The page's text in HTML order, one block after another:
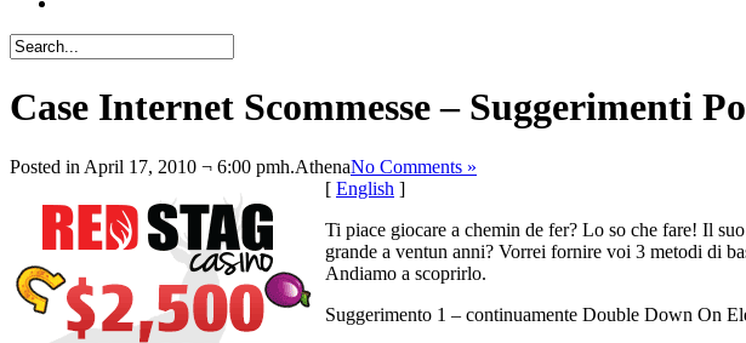
Case Internet Scommesse – Suggerimenti
Posted in April 17, 2010 ¬ 6:00 pmh.AthenaNo Comments »
[ English ]
Ti piace giocare a chemin de fer? Lo so che fare! Il
grande a ventun anni? Vorrei fornire voi 3 metodi di
Andiamo a scoprirlo.
Suggerimento 1 – continuamente Double Down On